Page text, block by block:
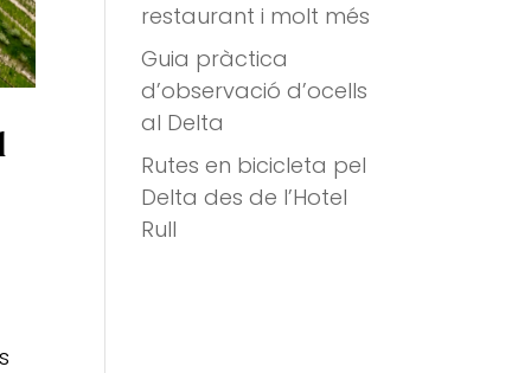
restaurant i molt més
Guia pràctica
d’observació d’ocells
al Delta
Rutes en bicicleta pel
Delta des de l’Hotel
Rull